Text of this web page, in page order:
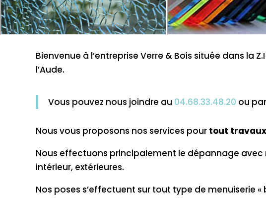
Bienvenue à l’entreprise Verre & Bois située dans la
l’Aude.
Vous pouvez nous joindre au 04.68.33.48.20 ou
Nous vous proposons nos services pour tout
Nous effectuons principalement le dépannage
intérieur, extérieures.
Nos poses s’effectuent sur tout type de menuiserie